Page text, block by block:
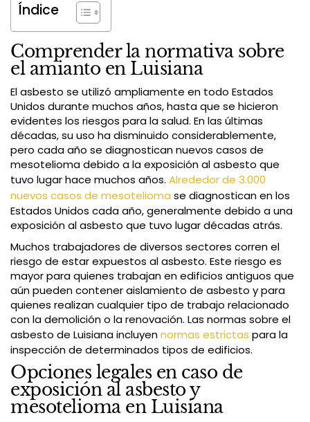
Índice
Comprender la normativa sobre
el amianto en Luisiana
El asbesto se utilizó ampliamente en todo Estados
Unidos durante muchos años, hasta que se hicieron
evidentes los riesgos para la salud. En las últimas
décadas, su uso ha disminuido considerablemente,
pero cada año se diagnostican nuevos casos de
mesotelioma debido a la exposición al asbesto que
tuvo lugar hace muchos años. Alrededor de 3.000
nuevos casos de mesotelioma se diagnostican en los
Estados Unidos cada año, generalmente debido a una
exposición al asbesto que tuvo lugar décadas atrás.
Muchos trabajadores de diversos sectores corren el
riesgo de estar expuestos al asbesto. Este riesgo es
mayor para quienes trabajan en edificios antiguos que
aún pueden contener aislamiento de asbesto y para
quienes realizan cualquier tipo de trabajo relacionado
con la demolición o la renovación. Las normas sobre el
asbesto de Luisiana incluyennormas estrictas para la
inspección de determinados tipos de edificios.
Opciones legales en caso de
exposición al asbesto y
mesotelioma en Luisiana